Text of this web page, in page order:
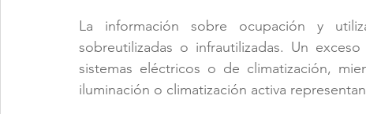
La información sobre ocupación y
sobreutilizadas o infrautilizadas. Un
sistemas eléctricos o de climatización,
iluminación o climatización activa